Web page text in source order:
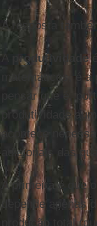
A resposta
A produtividade
matemáticos, é
pensar que é,
produtividade
acontece
adicionais das
A primeira é que o
depende apenas
produção total